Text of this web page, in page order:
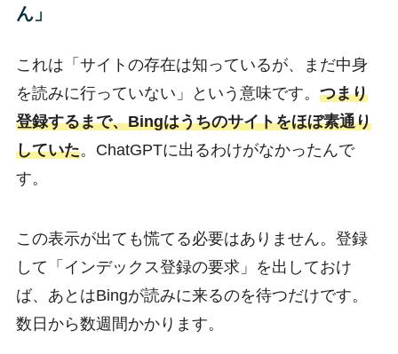
ん」
これは「サイトの存在は知っているが、まだ中身
を読みに行っていない」という意味です。 つまり
登録するまで、Bingはうちのサイトをほぼ素通り
していた。ChatGPTに出るわけがなかったんで
す。
この表示が出ても慌てる必要はありません。登録
して「インデックス登録の要求」を出しておけ
ば、あとはBingが読みに来るのを待つだけです。
数日から数週間かかります。